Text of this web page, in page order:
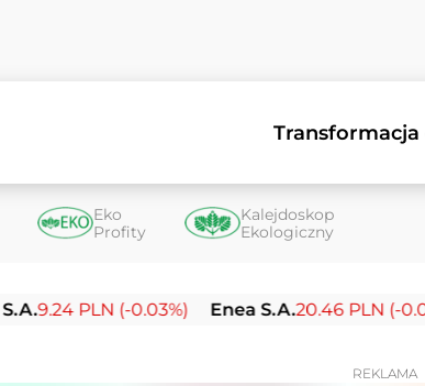
Transformacja
Eko
Profity
Kalejdoskop
Ekologiczny
PLN (-0.03%) Enea S.A.20.46 PLN (-0.02%)
REKLAMA